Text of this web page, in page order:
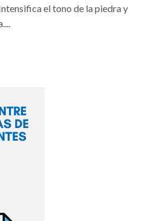
el tono de la piedra y